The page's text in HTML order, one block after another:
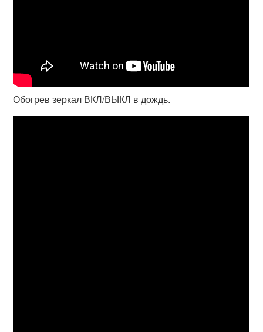
Обогрев зеркал ВКЛ/ВЫКЛ в дождь.